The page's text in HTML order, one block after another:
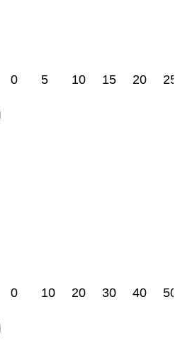
0 5 10 15 20 25
0 10 20 30 40 50